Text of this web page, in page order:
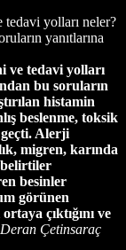
yolları neler?
yanıtlarına
ve tedavi yolları
bu soruların
histamin
beslenme, toksik
geçti. Alerji
migren, karında
belirtiler
besinler
görünen
çıktığını ve
Deran Çetinsaraç